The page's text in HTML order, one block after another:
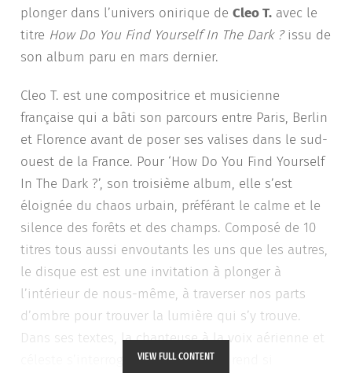
plonger dans l’univers onirique de Cleo T. avec le
titre How Do You Find Yourself In The Dark?issu de
son album paru en mars dernier.
Cleo T. est une compositrice et musicienne
française qui a bâti son parcours entre Paris, Berlin
et Florence avant de poser ses valises dans le sud-
ouest de la France. Pour ‘How Do You Find Yourself
In The Dark ?’, son troisième album, elle s’est
éloignée du chaos urbain, préférant le calme et le
silence des forêts et des champs. Composé de 10
titres tous aussi envoutants les uns que les autres,
le disque est est une invitation à plonger à
l’intérieur de nous-même, à traverser nos parts
d’ombre pour trouver la lumière qui s’y trouve.
Dans ses textes, la chanteuse à la voix aérienne et
céleste s’interroge sur ce qui nous rend si
VIEW FULL CONTENT